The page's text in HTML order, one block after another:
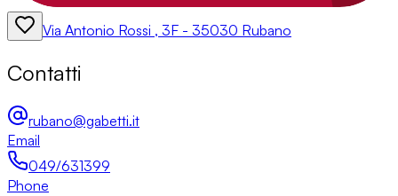
Via Antonio Rossi , 3F - 35030 Rubano
Contatti
rubano@gabetti.it
Email
049/631399
Phone